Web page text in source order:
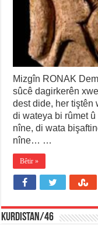
Mizgîn RONAK
sûcê dagirkerên
dest dide, her tiştên
di wateya bi rûmet
nîne, di wata
nîne… …
Bêtir »
KURDISTAN/46